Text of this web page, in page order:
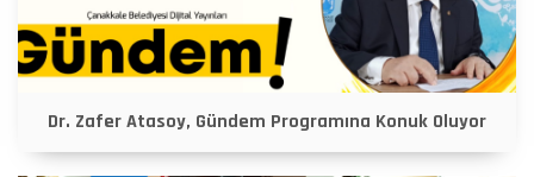
Dr. Zafer Atasoy, Gündem Programına Konuk Oluyor